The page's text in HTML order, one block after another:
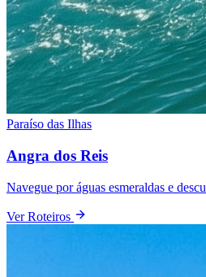
Paraíso das Ilhas
Angra dos Reis
Navegue por águas esmeraldas e
Ver Roteiros